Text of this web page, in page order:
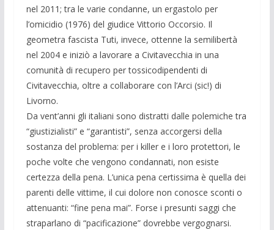
nel 2011; tra le varie condanne, un ergastolo per
l’omicidio (1976) del giudice Vittorio Occorsio. Il
geometra fascista Tuti, invece, ottenne la semilibertà
nel 2004 e iniziò a lavorare a Civitavecchia in una
comunità di recupero per tossicodipendenti di
Civitavecchia, oltre a collaborare con l’Arci (sic!) di
Livorno.
Da vent’anni gli italiani sono distratti dalle polemiche tra
“giustizialisti” e “garantisti”, senza accorgersi della
sostanza del problema: per i killer e i loro protettori, le
poche volte che vengono condannati, non esiste
certezza della pena. L’unica pena certissima è quella dei
parenti delle vittime, il cui dolore non conosce sconti o
attenuanti: “fine pena mai”. Forse i presunti saggi che
straparlano di “pacificazione” dovrebbe vergognarsi.